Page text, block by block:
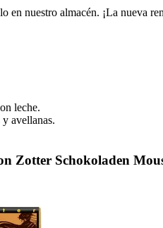
en nuestro almacén. ¡La nueva
leche.
avellanas.
Zotter Schokoladen